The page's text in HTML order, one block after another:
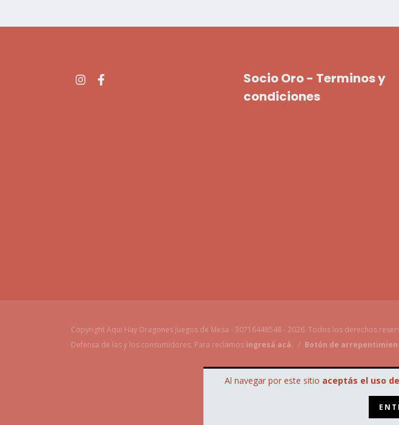
Al navegar por este sitio aceptás el uso
Socio Oro - Terminos y
condiciones
Copyright Aqui Hay Dragones Juegos de Mesa - 30716448548 - 2026. Todos los derechos
Defensa de las y los consumidores. Para reclamos ingresá acá. / Botón de